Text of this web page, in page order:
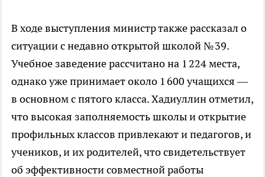
В ходе выступления министр также рассказал о
ситуации с недавно открытой школой № 39.
Учебное заведение рассчитано на 1 224 места,
однако уже принимает около 1 600 учащихся —
в основном с пятого класса. Хадиуллин отметил,
что высокая заполняемость школы и открытие
профильных классов привлекают и педагогов, и
учеников, и их родителей, что свидетельствует
об эффективности совместной работы